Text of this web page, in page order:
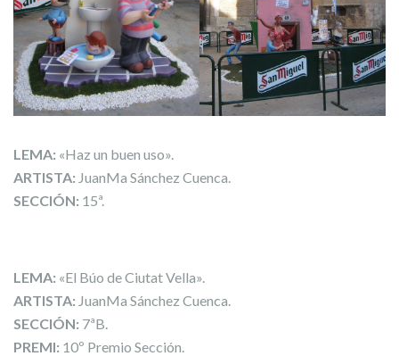
LEMA: «Haz un buen uso».
ARTISTA: JuanMa Sánchez Cuenca.
SECCIÓN: 15ª.
LEMA: «El Búo de Ciutat Vella».
ARTISTA: JuanMa Sánchez Cuenca.
SECCIÓN: 7ªB.
PREMI: 10º Premio Sección.